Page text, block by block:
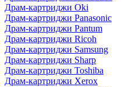
Драм-картриджи Oki
Драм-картриджи Panasonic
Драм-картриджи Pantum
Драм-картриджи Ricoh
Драм-картриджи Samsung
Драм-картриджи Sharp
Драм-картриджи Toshiba
Драм-картриджи Xerox